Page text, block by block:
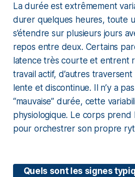
La durée est extrêmement
durer quelques heures, toute
s’étendre sur plusieurs jours
repos entre deux. Certains
latence très courte et entrent
travail actif, d’autres
lente et discontinue. Il n’y a
“mauvaise” durée, cette
physiologique. Le corps prend
pour orchestrer son propre
Quels sont les signes